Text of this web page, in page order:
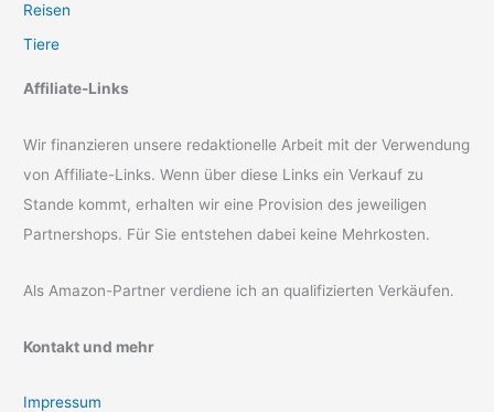
Reisen
Tiere
Affiliate-Links
Wir finanzieren unsere redaktionelle Arbeit mit der Verwendung
von Affiliate-Links. Wenn über diese Links ein Verkauf zu
Stande kommt, erhalten wir eine Provision des jeweiligen
Partnershops. Für Sie entstehen dabei keine Mehrkosten.
Als Amazon-Partner verdiene ich an qualifizierten Verkäufen.
Kontakt und mehr
Impressum